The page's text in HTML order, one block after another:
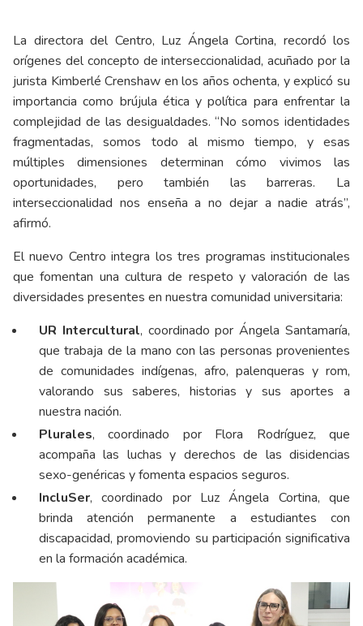
La directora del Centro, Luz Ángela Cortina, recordó los
orígenes del concepto de interseccionalidad, acuñado por la
jurista Kimberlé Crenshaw en los años ochenta, y explicó su
importancia como brújula ética y política para enfrentar la
complejidad de las desigualdades. “No somos identidades
fragmentadas, somos todo al mismo tiempo, y esas
múltiples dimensiones determinan cómo vivimos las
oportunidades, pero también las barreras. La
interseccionalidad nos enseña a no dejar a nadie atrás”,
afirmó.
El nuevo Centro integra los tres programas institucionales
que fomentan una cultura de respeto y valoración de las
diversidades presentes en nuestra comunidad universitaria:
UR Intercultural, coordinado por Ángela Santamaría,
que trabaja de la mano con las personas provenientes
de comunidades indígenas, afro, palenqueras y rom,
valorando sus saberes, historias y sus aportes a
nuestra nación.
Plurales, coordinado por Flora Rodríguez, que
acompaña las luchas y derechos de las disidencias
sexo-genéricas y fomenta espacios seguros.
IncluSer, coordinado por Luz Ángela Cortina, que
brinda atención permanente a estudiantes con
discapacidad, promoviendo su participación significativa
en la formación académica.